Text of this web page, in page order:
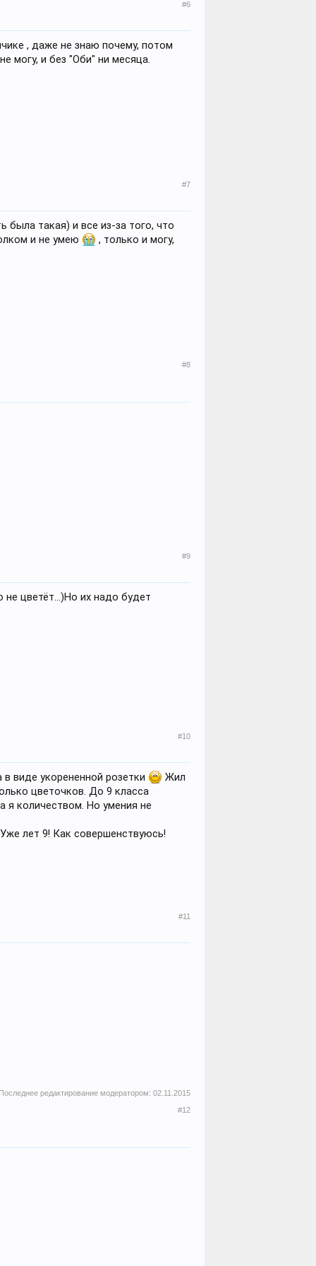
#6
, даже не знаю почему, потом
могу, и без "Оби" ни месяца.
#7
такая) и все из-за того, что
и не умею
, только и могу,
#8
#9
не цветёт...)Но их надо будет
#10
виде укорененной розетки
Жил
цветочков. До 9 класса
я количеством. Но умения не
лет 9! Как совершенствуюсь!
#11
Последнее редактирование модератором: 02.11.2015
#12